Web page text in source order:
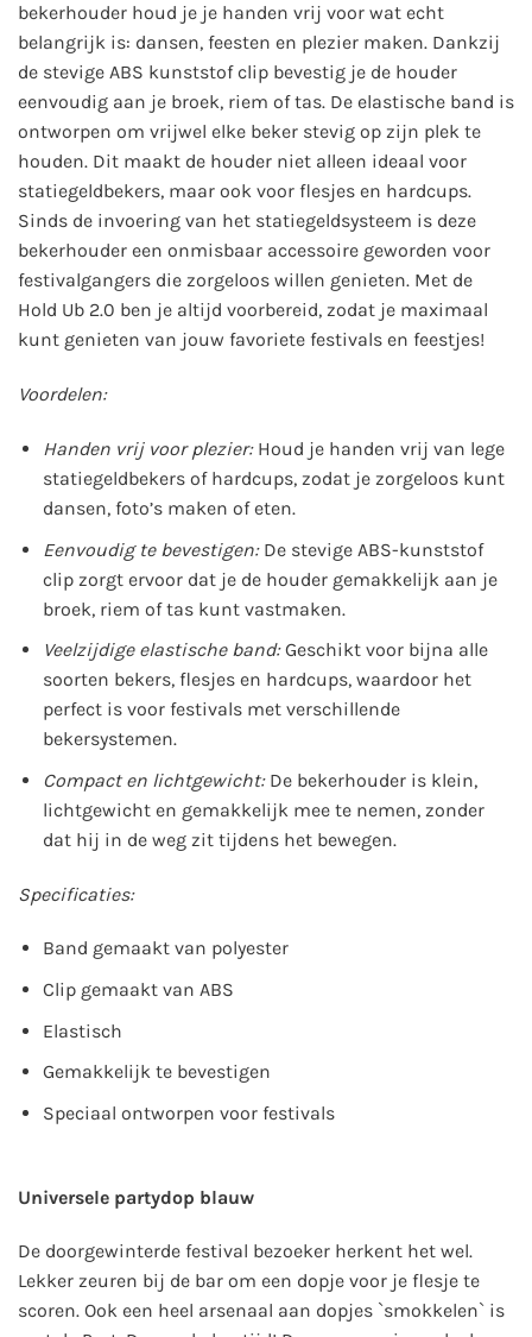
bekerhouder houd je je handen vrij voor wat echt
belangrijk is: dansen, feesten en plezier maken. Dankzij
de stevige ABS kunststof clip bevestig je de houder
eenvoudig aan je broek, riem of tas. De elastische band is
ontworpen om vrijwel elke beker stevig op zijn plek te
houden. Dit maakt de houder niet alleen ideaal voor
statiegeldbekers, maar ook voor flesjes en hardcups.
Sinds de invoering van het statiegeldsysteem is deze
bekerhouder een onmisbaar accessoire geworden voor
festivalgangers die zorgeloos willen genieten. Met de
Hold Ub 2.0 ben je altijd voorbereid, zodat je maximaal
kunt genieten van jouw favoriete festivals en feestjes!
Voordelen:
Handen vrij voor plezier: Houd je handen vrij van lege
statiegeldbekers of hardcups, zodat je zorgeloos kunt
dansen, foto’s maken of eten.
Eenvoudig te bevestigen: De stevige ABS-kunststof
clip zorgt ervoor dat je de houder gemakkelijk aan je
broek, riem of tas kunt vastmaken.
Veelzijdige elastische band: Geschikt voor bijna alle
soorten bekers, flesjes en hardcups, waardoor het
perfect is voor festivals met verschillende
bekersystemen.
Compact en lichtgewicht: De bekerhouder is klein,
lichtgewicht en gemakkelijk mee te nemen, zonder
dat hij in de weg zit tijdens het bewegen.
Specificaties:
Band gemaakt van polyester
Clip gemaakt van ABS
Elastisch
Gemakkelijk te bevestigen
Speciaal ontworpen voor festivals
Universele partydop blauw
De doorgewinterde festival bezoeker herkent het wel.
Lekker zeuren bij de bar om een dopje voor je flesje te
scoren. Ook een heel arsenaal aan dopjes `smokkelen` is